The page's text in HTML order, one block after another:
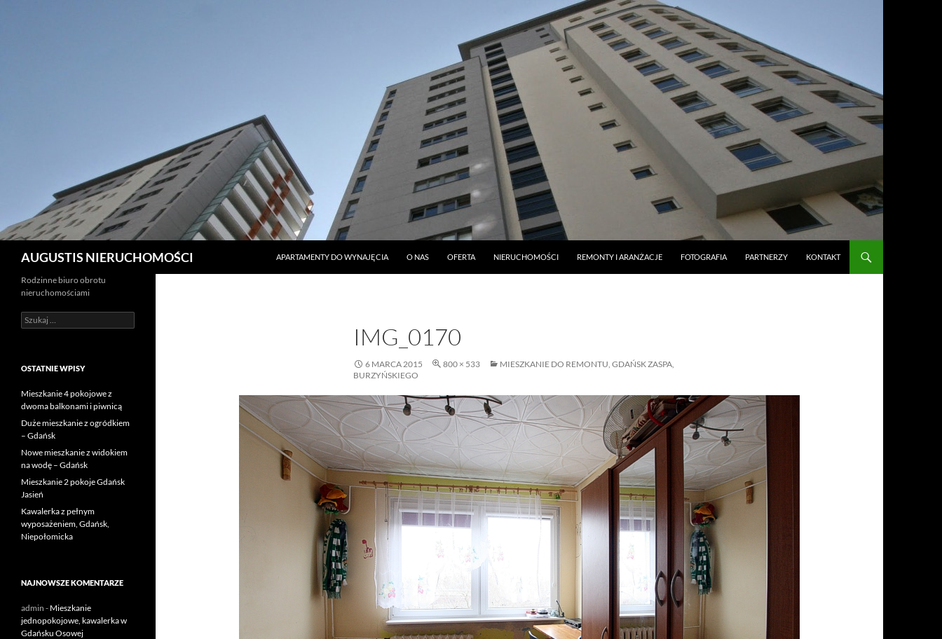
AUGUSTIS NIERUCHOMOŚCI
APARTAMENTY DO WYNAJĘCIA
O NAS OFERTA NIERUCHOMOŚCI REMONTY I ARANŻACJE FOTOGRAFIA PARTNERZY KONTAKT
IMG_0170
6 MARCA 2015 800 × 533
MIESZKANIE DO REMONTU, GDAŃSK ZASPA,
BURZYŃSKIEGO
Rodzinne biuro obrotu
nieruchomościami
Szukaj:
OSTATNIE WPISY
Mieszkanie 4 pokojowe z
dwoma balkonami i piwnicą
Duże mieszkanie z ogródkiem
– Gdańsk
Nowe mieszkanie z widokiem
na wodę – Gdańsk
Mieszkanie 2 pokoje Gdańsk
Jasień
Kawalerka z pełnym
wyposażeniem, Gdańsk,
Niepołomicka
NAJNOWSZE KOMENTARZE
admin - Mieszkanie
jednopokojowe, kawalerka w
Gdańsku Osowej